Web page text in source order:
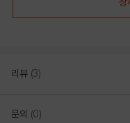
리뷰 (3)
문의 (0)